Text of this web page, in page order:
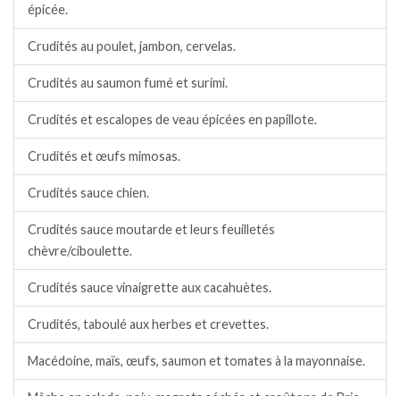
épicée.
Crudités au poulet, jambon, cervelas.
Crudités au saumon fumé et surimi.
Crudités et escalopes de veau épicées en papillote.
Crudités et œufs mimosas.
Crudités sauce chien.
Crudités sauce moutarde et leurs feuilletés
chèvre/ciboulette.
Crudités sauce vinaigrette aux cacahuètes.
Crudités, taboulé aux herbes et crevettes.
Macédoine, maïs, œufs, saumon et tomates à la mayonnaise.